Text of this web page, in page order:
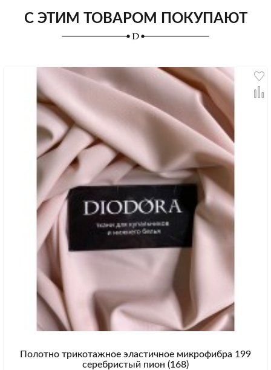
С ЭТИМ ТОВАРОМ ПОКУПАЮТ
Полотно трикотажное эластичное микрофибра 199
серебристый пион (168)